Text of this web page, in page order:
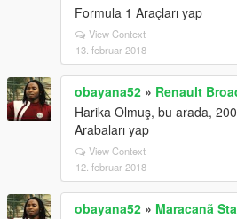
Formula 1 Araçları yap
View Context
13. februar 2018
obayana52 » Renault
Harika Olmuş, bu arada,
Arabaları yap
View Context
12. februar 2018
obayana52 » Maracanã